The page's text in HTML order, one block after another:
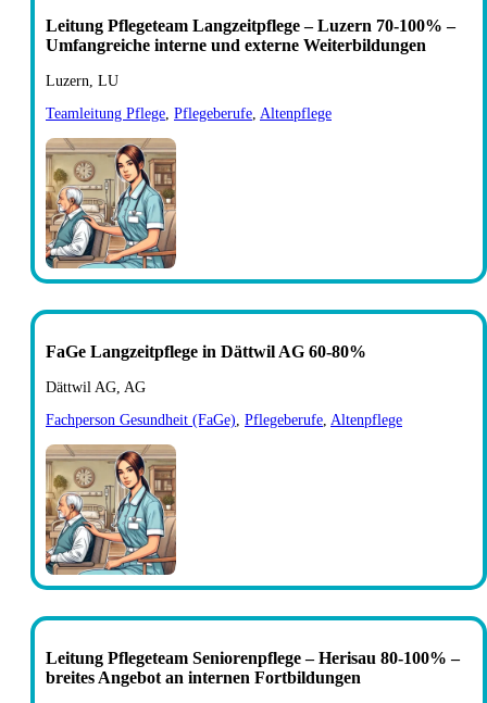
Leitung Pflegeteam Langzeitpflege – Luzern 70-100% –
Umfangreiche interne und externe Weiterbildungen
Luzern, LU
Teamleitung Pflege, Pflegeberufe, Altenpflege
FaGe Langzeitpflege in Dättwil AG 60-80%
Dättwil AG, AG
Fachperson Gesundheit (FaGe), Pflegeberufe, Altenpflege
Leitung Pflegeteam Seniorenpflege – Herisau 80-100% –
breites Angebot an internen Fortbildungen